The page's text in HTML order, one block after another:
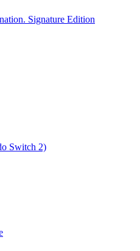
Signature Edition
Switch 2)